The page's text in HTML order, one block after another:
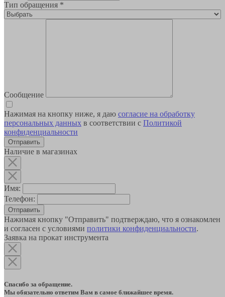
Тип обращения *
Сообщение
Нажимая на кнопку ниже, я даю согласие на обработку
персональных данных в соответствии с Политикой
конфиденциальности
Наличие в магазинах
Имя:
Телефон:
Отправить
Нажимая кнопку "Отправить" подтверждаю, что я ознакомлен
и согласен с условиями политики конфиденциальности.
Заявка на прокат инструмента
Спасибо за обращение.
Мы обязательно ответим Вам в самое ближайшее время.